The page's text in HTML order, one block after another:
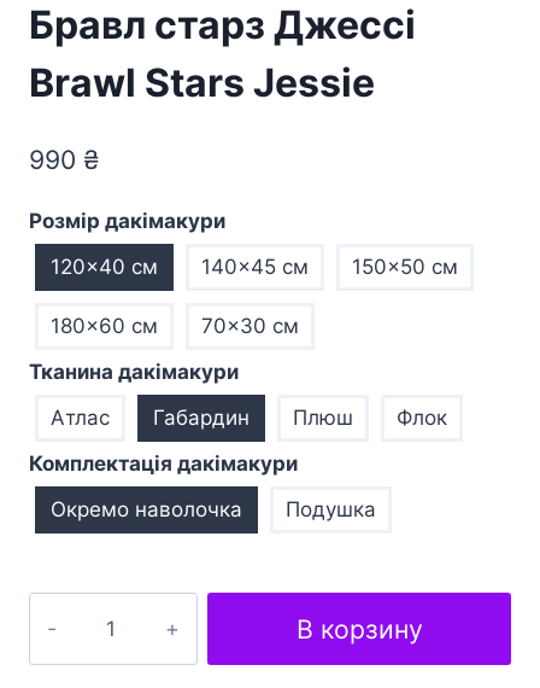
Бравл старз Джессі
Brawl Stars Jessie
990 ₴
Розмір дакімакури
120x40 см
140x45 см 150x50 см
180x60 см
70×30 см
Тканина дакімакури
Атлас
Габардин Плюш
Флок
Комплектація дакімакури
Окремо наволочка
Подушка
В корзину